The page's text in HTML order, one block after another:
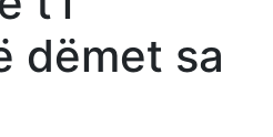
dëmet sa